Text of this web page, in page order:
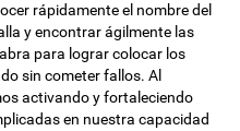
rápidamente el nombre del
y encontrar ágilmente las
para lograr colocar los
sin cometer fallos. Al
activando y fortaleciendo
en nuestra capacidad